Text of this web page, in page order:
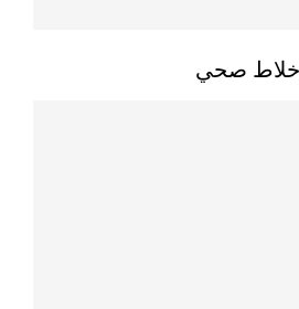
خلاط صحي